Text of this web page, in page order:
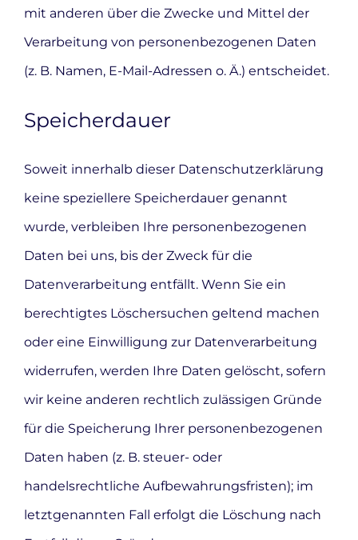
mit anderen über die Zwecke und Mittel der
Verarbeitung von personenbezogenen Daten
(z. B. Namen, E-Mail-Adressen o. Ä.) entscheidet.
Speicherdauer
Soweit innerhalb dieser Datenschutzerklärung
keine speziellere Speicherdauer genannt
wurde, verbleiben Ihre personenbezogenen
Daten bei uns, bis der Zweck für die
Datenverarbeitung entfällt. Wenn Sie ein
berechtigtes Löschersuchen geltend machen
oder eine Einwilligung zur Datenverarbeitung
widerrufen, werden Ihre Daten gelöscht, sofern
wir keine anderen rechtlich zulässigen Gründe
für die Speicherung Ihrer personenbezogenen
Daten haben (z. B. steuer- oder
handelsrechtliche Aufbewahrungsfristen); im
letztgenannten Fall erfolgt die Löschung nach